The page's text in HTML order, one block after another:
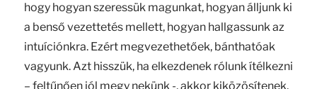
hogy hogyan szeressük magunkat, hogyan álljunk ki
a benső vezettetés mellett, hogyan hallgassunk az
intuíciónkra. Ezért megvezethetőek, bánthatóak
vagyunk. Azt hisszük, ha elkezdenek rólunk ítélkezni
– feltűnően jól megy nekünk -, akkor kiközösítenek,